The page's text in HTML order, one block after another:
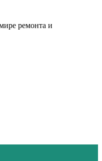
ремонта и